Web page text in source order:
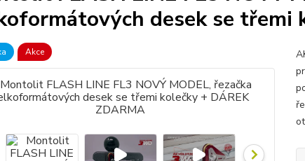
desek se třemi
Akce